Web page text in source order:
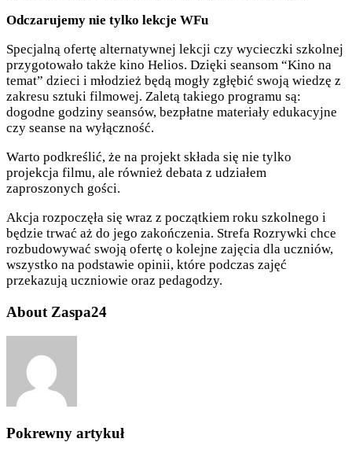
Odczarujemy nie tylko lekcje WFu
Specjalną ofertę alternatywnej lekcji czy wycieczki szkolnej
przygotowało także kino Helios. Dzięki seansom “Kino na
temat” dzieci i młodzież będą mogły zgłębić swoją wiedzę z
zakresu sztuki filmowej. Zaletą takiego programu są:
dogodne godziny seansów, bezpłatne materiały edukacyjne
czy seanse na wyłączność.
Warto podkreślić, że na projekt składa się nie tylko
projekcja filmu, ale również debata z udziałem
zaproszonych gości.
Akcja rozpoczęła się wraz z początkiem roku szkolnego i
będzie trwać aż do jego zakończenia. Strefa Rozrywki chce
rozbudowywać swoją ofertę o kolejne zajęcia dla uczniów,
wszystko na podstawie opinii, które podczas zajęć
przekazują uczniowie oraz pedagodzy.
About Zaspa24
Pokrewny artykuł